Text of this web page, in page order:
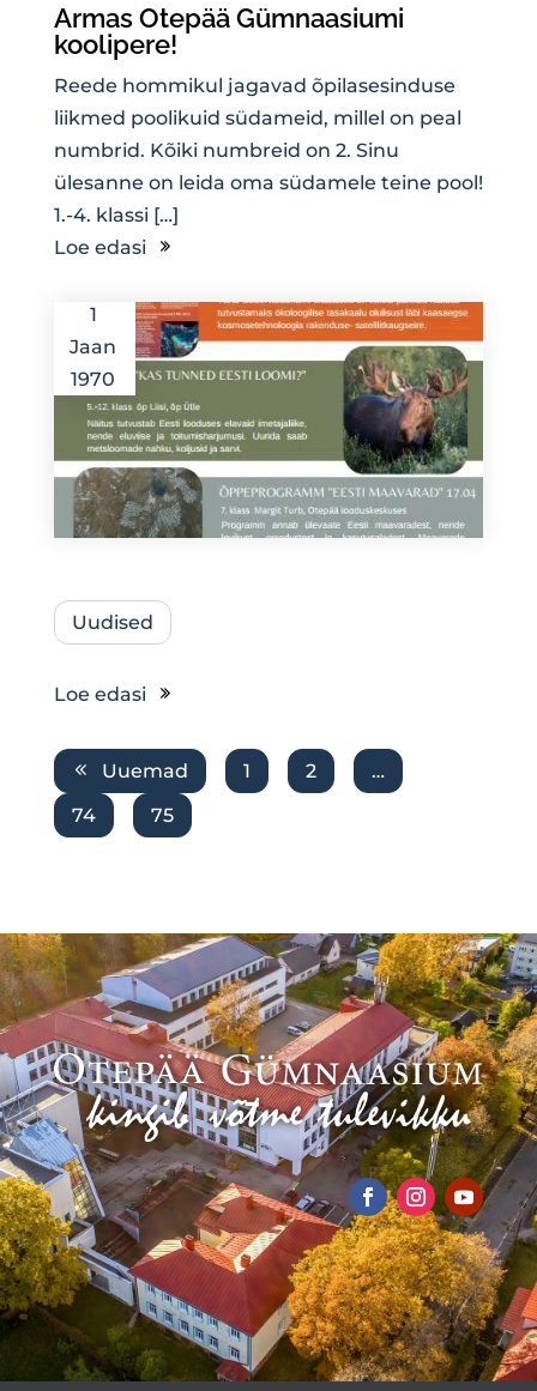
Armas Otepää Gümnaasiumi
koolipere!
Reede hommikul jagavad õpilasesinduse
liikmed poolikuid südameid, millel on peal
numbrid. Kõiki numbreid on 2. Sinu
ülesanne on leida oma südamele teine pool!
1.-4. klassi […]
Loe edasi
1
Jaan
1970
Uudised
Loe edasi
Uuemad 1 2
…
74
75